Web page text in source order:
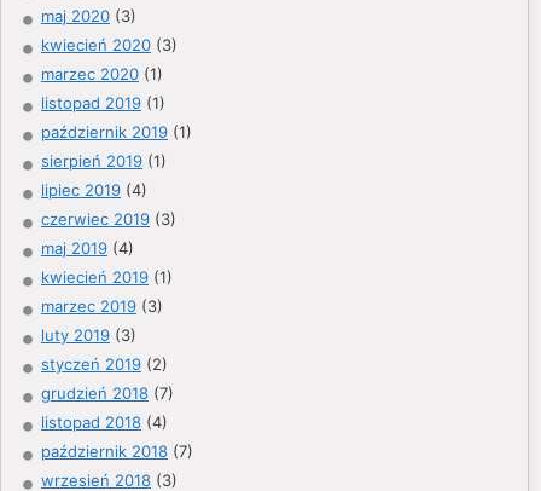
maj 2020 (3)
kwiecień 2020 (3)
marzec 2020 (1)
listopad 2019 (1)
październik 2019 (1)
sierpień 2019 (1)
lipiec 2019 (4)
czerwiec 2019 (3)
maj 2019 (4)
kwiecień 2019 (1)
marzec 2019 (3)
luty 2019 (3)
styczeń 2019 (2)
grudzień 2018 (7)
listopad 2018 (4)
październik 2018 (7)
wrzesień 2018 (3)